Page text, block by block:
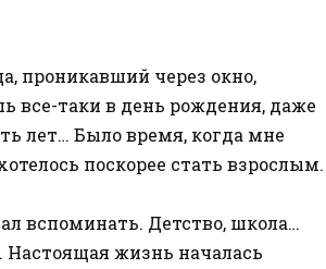
проникавший через окно,
все-таки в день рождения, даже
лет… Было время, когда мне
поскорее стать взрослым.
вспоминать. Детство, школа…
Настоящая жизнь началась